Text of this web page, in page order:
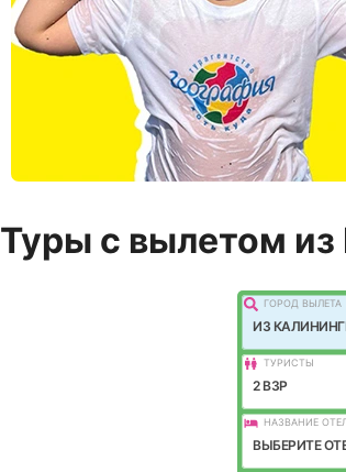
Туры с вылетом
ГОРОД ВЫЛEТА
ИЗ
ТУРИСТЫ
2 ВЗР
НАЗВАНИЕ
ВЫБЕРИТЕ